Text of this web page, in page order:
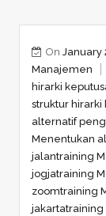
On January
Manajemen
hirarki
struktur
alternatif
Menentukan
jalantraining
jogjatraining
zoomtraining
jakartatraining